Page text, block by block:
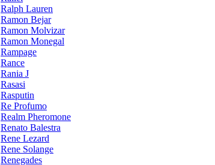
Ralph Lauren
Ramon Bejar
Ramon Molvizar
Ramon Monegal
Rampage
Rance
Rania J
Rasasi
Rasputin
Re Profumo
Realm Pheromone
Renato Balestra
Rene Lezard
Rene Solange
Renegades